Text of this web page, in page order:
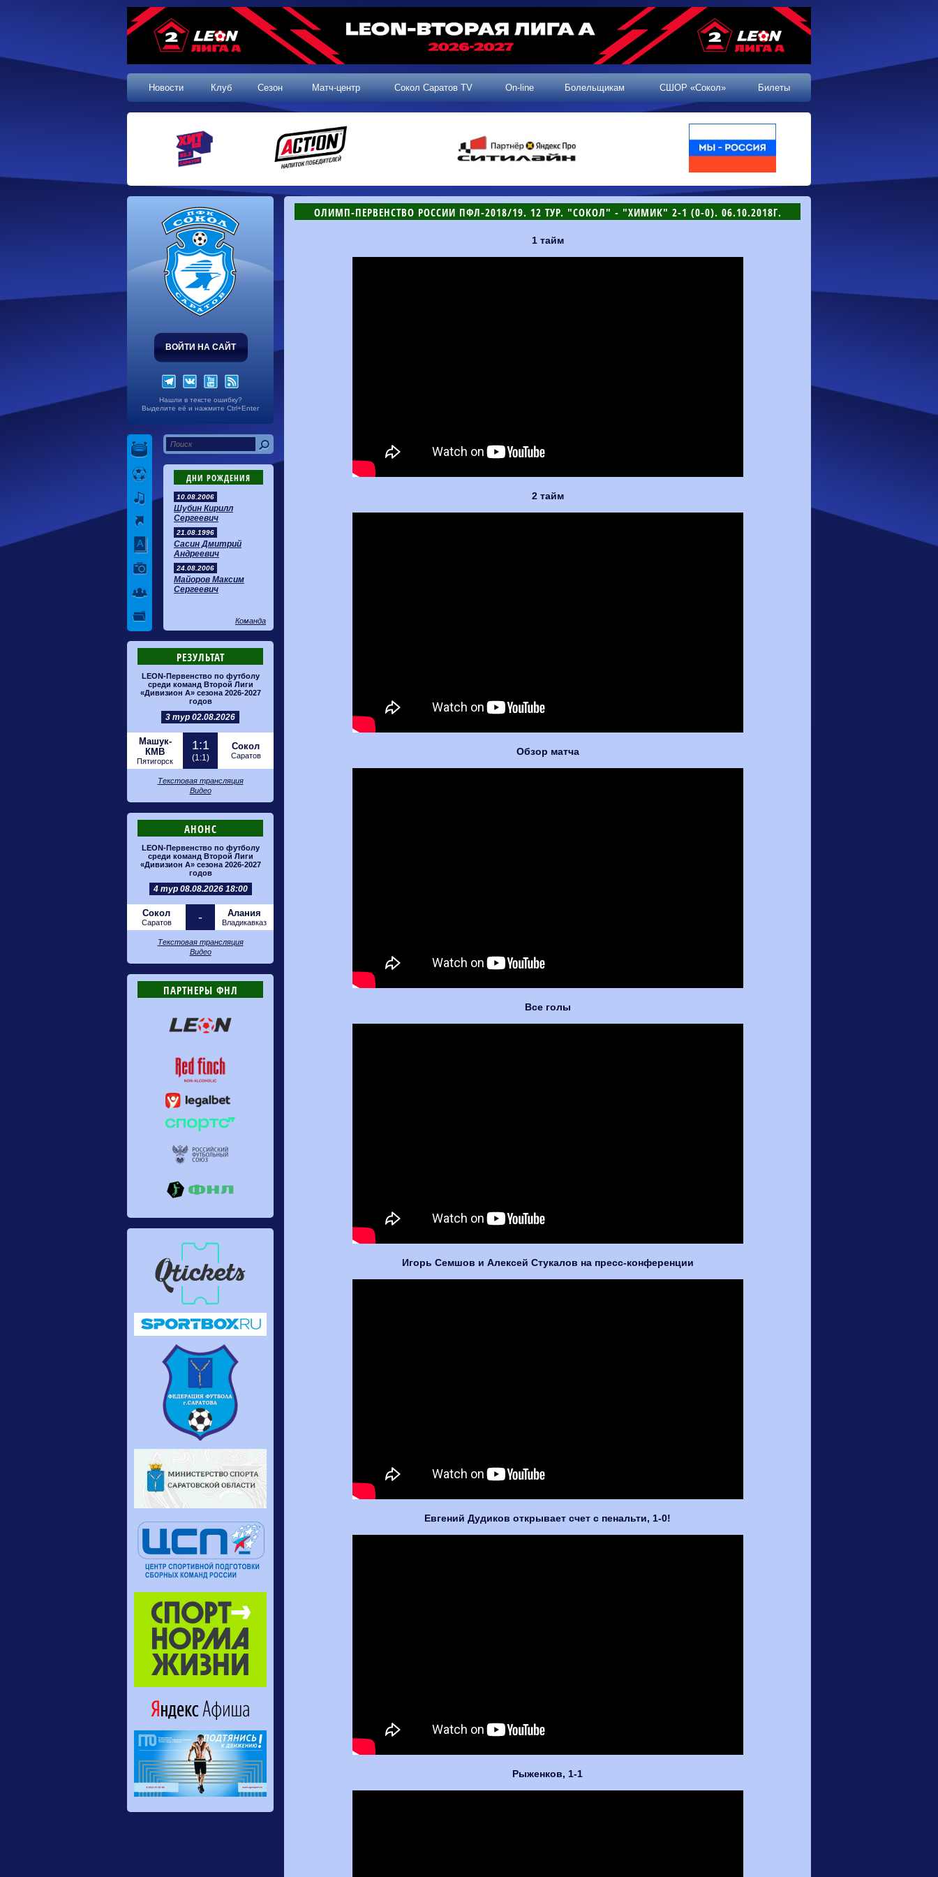
Новости Клуб Сезон Матч-центр Сокол Саратов TV On-line Болельщикам СШОР «Сокол» Билеты
ВОЙТИ НА САЙТ
Нашли в тексте ошибку?
Выделите её и нажмите Ctrl+Enter
ДНИ РОЖДЕНИЯ
10.08.2006
Шубин Кирилл
Сергеевич
21.08.1996
Сасин Дмитрий
Андреевич
24.08.2006
Майоров Максим
Сергеевич
Команда
РЕЗУЛЬТАТ
LEON-Первенство по футболу
среди команд Второй Лиги
«Дивизион А» сезона 2026-2027
годов
3 тур 02.08.2026
Машук-
КМВ
Пятигорск
1:1
(1:1)
Сокол
Саратов
Текстовая трансляция
Видео
АНОНС
LEON-Первенство по футболу
среди команд Второй Лиги
«Дивизион А» сезона 2026-2027
годов
4 тур 08.08.2026 18:00
Сокол
Саратов - Алания
Владикавказ
Текстовая трансляция
Видео
ПАРТНЕРЫ ФНЛ
ОЛИМП-ПЕРВЕНСТВО РОССИИ ПФЛ-2018/19. 12 ТУР. "СОКОЛ" - "ХИМИК" 2-1 (0-0). 06.10.2018Г.
1 тайм
2 тайм
Обзор матча
Все голы
Игорь Семшов и Алексей Стукалов на пресс-конференции
Евгений Дудиков открывает счет с пенальти, 1-0!
Рыженков, 1-1